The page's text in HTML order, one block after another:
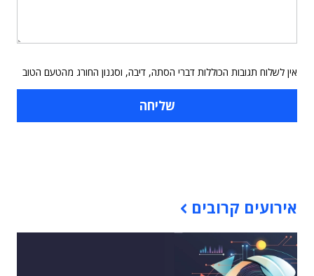
אין לשלוח תגובות הכוללות דברי הסתה, דיבה, וסגנון החורג מהטעם הטוב
אירועים קרובים